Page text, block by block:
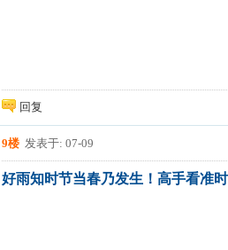
回复
9楼 发表于: 07-09
好雨知时节当春乃发生！高手看准